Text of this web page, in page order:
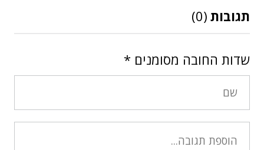
תגובות (0)
שדות החובה מסומנים *